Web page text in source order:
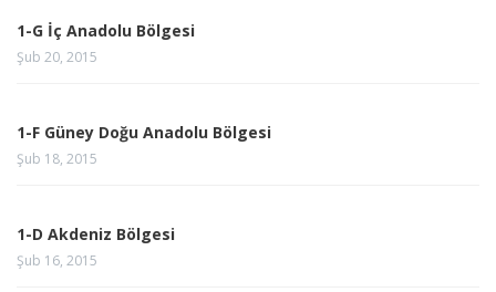
1-G İç Anadolu Bölgesi
Şub 20, 2015
1-F Güney Doğu Anadolu Bölgesi
Şub 18, 2015
1-D Akdeniz Bölgesi
Şub 16, 2015